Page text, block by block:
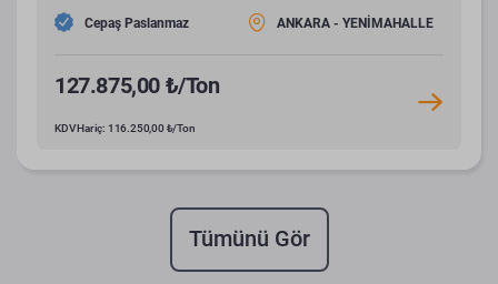
Cepaş Paslanmaz ANKARA - YENİMAHALLE
127.875,00 ₺/Ton
KDV Hariç: 116.250,00 ₺/Ton
Tümünü Gör